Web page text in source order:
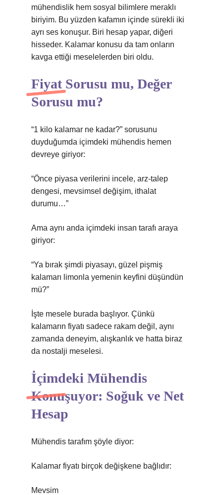
mühendislik hem sosyal bilimlere meraklı
biriyim. Bu yüzden kafamın içinde sürekli iki
ayrı ses konuşur. Biri hesap yapar, diğeri
hisseder. Kalamar konusu da tam onların
kavga ettiği meselelerden biri oldu.
Fiyat Sorusu mu, Değer
Sorusu mu?
“1 kilo kalamar ne kadar?” sorusunu
duyduğumda içimdeki mühendis hemen
devreye giriyor:
“Önce piyasa verilerini incele, arz-talep
dengesi, mevsimsel değişim, ithalat
durumu…”
Ama aynı anda içimdeki insan tarafı araya
giriyor:
“Ya bırak şimdi piyasayı, güzel pişmiş
kalamarı limonla yemenin keyfini düşündün
mü?”
İşte mesele burada başlıyor. Çünkü
kalamarın fiyatı sadece rakam değil, aynı
zamanda deneyim, alışkanlık ve hatta biraz
da nostalji meselesi.
İçimdeki Mühendis
Konuşuyor: Soğuk ve Net
Hesap
Mühendis tarafım şöyle diyor:
Kalamar fiyatı birçok değişkene bağlıdır:
Mevsim